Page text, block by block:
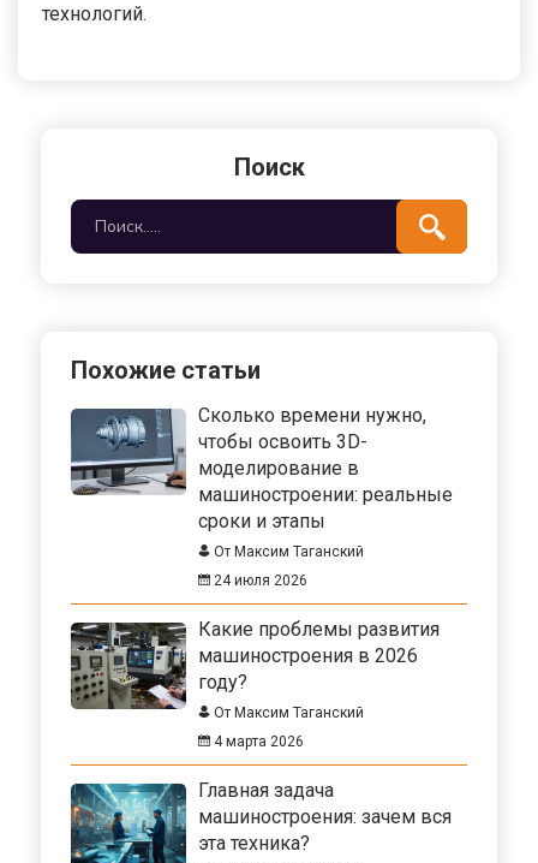
технологий.
Поиск
Похожие статьи
Сколько времени нужно,
чтобы освоить 3D-
моделирование в
машиностроении: реальные
сроки и этапы
От Максим Таганский
24 июля 2026
Какие проблемы развития
машиностроения в 2026
году?
От Максим Таганский
4 марта 2026
Главная задача
машиностроения: зачем вся
эта техника?